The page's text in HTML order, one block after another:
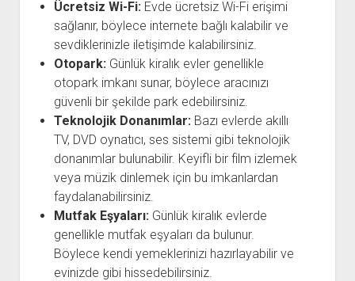
Ücretsiz Wi-Fi:Evde ücretsiz Wi-Fi erişimi
sağlanır, böylece internete bağlı kalabilir ve
sevdiklerinizle iletişimde kalabilirsiniz.
Otopark:Günlük kiralık evler genellikle
otopark imkanı sunar, böylece aracınızı
güvenli bir şekilde park edebilirsiniz.
Teknolojik Donanımlar:Bazı evlerde akıllı
TV, DVD oynatıcı, ses sistemi gibi teknolojik
donanımlar bulunabilir. Keyifli bir film izlemek
veya müzik dinlemek için bu imkanlardan
faydalanabilirsiniz.
Mutfak Eşyaları:Günlük kiralık evlerde
genellikle mutfak eşyaları da bulunur.
Böylece kendi yemeklerinizi hazırlayabilir ve
evinizde gibi hissedebilirsiniz.